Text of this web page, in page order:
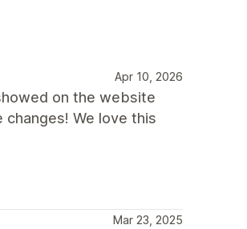
Apr 10, 2026
on the website
We love this
Mar 23, 2025